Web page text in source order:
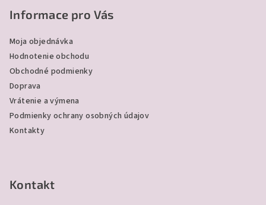
Informace pro Vás
Moja objednávka
Hodnotenie obchodu
Obchodné podmienky
Doprava
Vrátenie a výmena
Podmienky ochrany osobných údajov
Kontakty
Kontakt